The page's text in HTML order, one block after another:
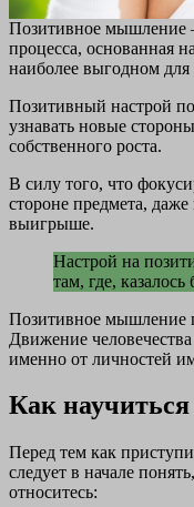
Позитивное мышление
процесса, основанная
наиболее выгодном для
Позитивный настрой
узнавать новые
собственного роста.
В силу того, что
стороне предмета,
выигрыше.
Настрой на
там, где,
Позитивное мышление
Движение
именно от личностей
Как
Перед тем как
следует в начале
относитесь: